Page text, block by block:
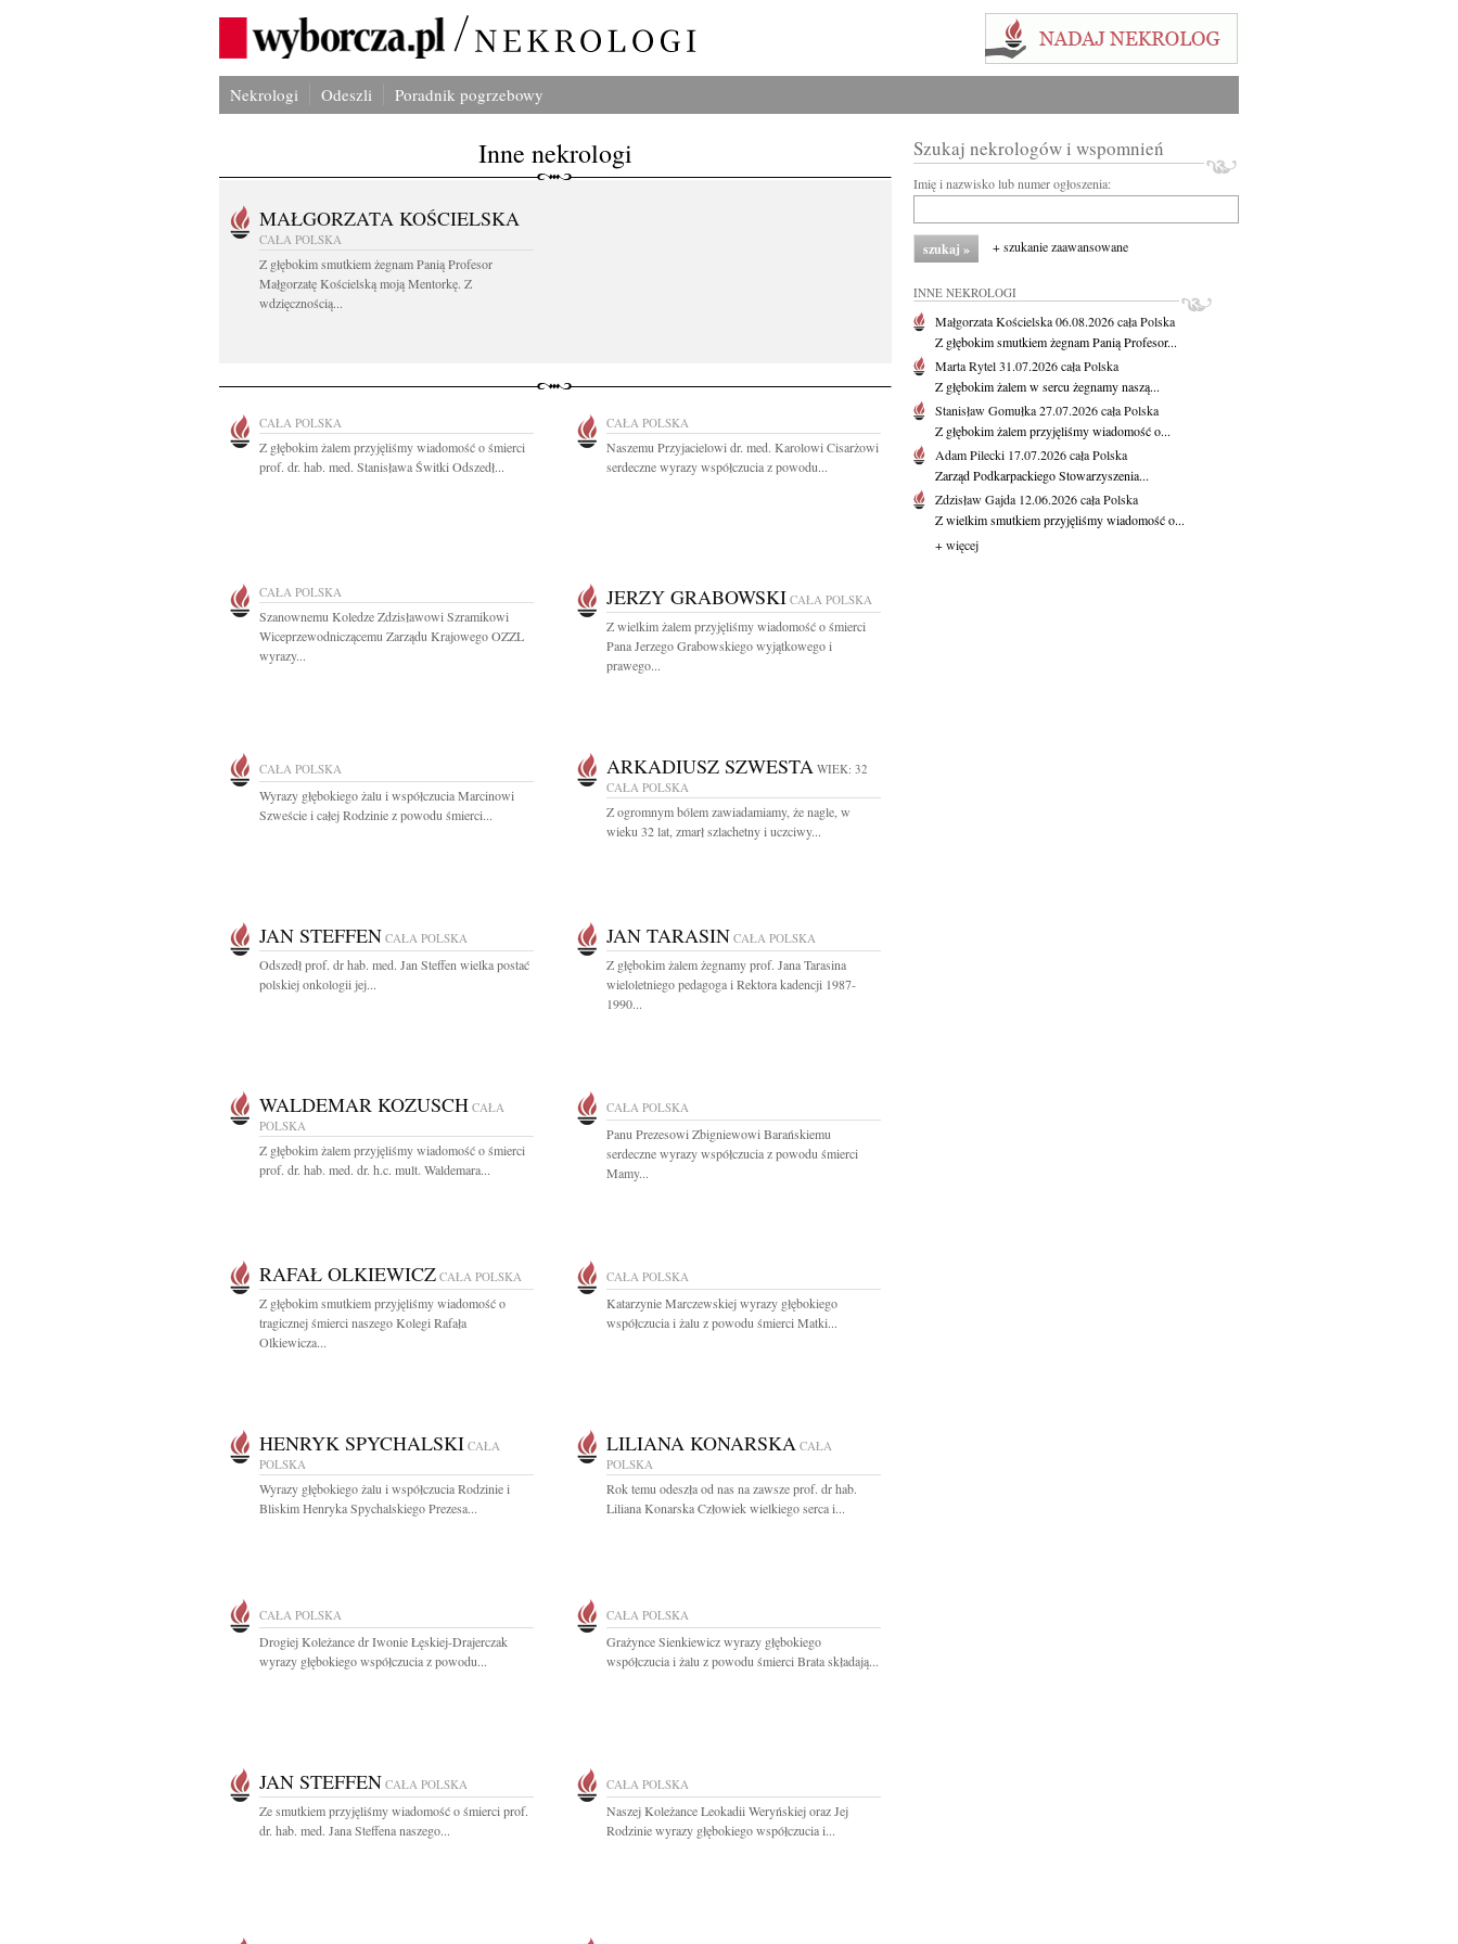
Nekrologi Odeszli Poradnik pogrzebowy
Inne nekrologi
MAŁGORZATA KOŚCIELSKA
CAŁA POLSKA
Z głębokim smutkiem żegnam Panią Profesor
Małgorzatę Kościelską moją Mentorkę. Z
wdzięcznością...
CAŁA POLSKA
Z głębokim żalem przyjęliśmy wiadomość o śmierci
prof. dr. hab. med. Stanisława Świtki Odszedł...
CAŁA POLSKA
Naszemu Przyjacielowi dr. med. Karolowi Cisarżowi
serdeczne wyrazy współczucia z powodu...
CAŁA POLSKA
Szanownemu Koledze Zdzisławowi Szramikowi
Wiceprzewodniczącemu Zarządu Krajowego OZZL
wyrazy...
JERZY GRABOWSKI CAŁA POLSKA
Z wielkim żalem przyjęliśmy wiadomość o śmierci
Pana Jerzego Grabowskiego wyjątkowego i
prawego...
CAŁA POLSKA
Wyrazy głębokiego żalu i współczucia Marcinowi
Szweście i całej Rodzinie z powodu śmierci...
ARKADIUSZ SZWESTA WIEK: 32
CAŁA POLSKA
Z ogromnym bólem zawiadamiamy, że nagle, w
wieku 32 lat, zmarł szlachetny i uczciwy...
JAN STEFFEN CAŁA POLSKA
Odszedł prof. dr hab. med. Jan Steffen wielka postać
polskiej onkologii jej...
JAN TARASIN CAŁA POLSKA
Z głębokim żalem żegnamy prof. Jana Tarasina
wieloletniego pedagoga i Rektora kadencji 1987-
1990...
WALDEMAR KOZUSCH CAŁA
POLSKA
Z głębokim żalem przyjęliśmy wiadomość o śmierci
prof. dr. hab. med. dr. h.c. mult. Waldemara...
CAŁA POLSKA
Panu Prezesowi Zbigniewowi Barańskiemu
serdeczne wyrazy współczucia z powodu śmierci
Mamy...
RAFAŁ OLKIEWICZ CAŁA POLSKA
Z głębokim smutkiem przyjęliśmy wiadomość o
tragicznej śmierci naszego Kolegi Rafała
Olkiewicza...
CAŁA POLSKA
Katarzynie Marczewskiej wyrazy głębokiego
współczucia i żalu z powodu śmierci Matki...
HENRYK SPYCHALSKI CAŁA
POLSKA
Wyrazy głębokiego żalu i współczucia Rodzinie i
Bliskim Henryka Spychalskiego Prezesa...
LILIANA KONARSKA CAŁA
POLSKA
Rok temu odeszła od nas na zawsze prof. dr hab.
Liliana Konarska Człowiek wielkiego serca i...
CAŁA POLSKA
Drogiej Koleżance dr Iwonie Łęskiej-Drajerczak
wyrazy głębokiego współczucia z powodu...
CAŁA POLSKA
Grażynce Sienkiewicz wyrazy głębokiego
współczucia i żalu z powodu śmierci Brata składają...
JAN STEFFEN CAŁA POLSKA
Ze smutkiem przyjęliśmy wiadomość o śmierci prof.
dr. hab. med. Jana Steffena naszego...
CAŁA POLSKA
Naszej Koleżance Leokadii Weryńskiej oraz Jej
Rodzinie wyrazy głębokiego współczucia i...
Szukaj nekrologów i wspomnień
Imię i nazwisko lub numer ogłoszenia:
+ szukanie zaawansowane
INNE NEKROLOGI
Małgorzata Kościelska06.08.2026cała Polska
Z głębokim smutkiem żegnam Panią Profesor...
Marta Rytel31.07.2026cała Polska
Z głębokim żalem w sercu żegnamy naszą...
Stanisław Gomułka27.07.2026cała Polska
Z głębokim żalem przyjęliśmy wiadomość o...
Adam Pilecki 17.07.2026cała Polska
Zarząd Podkarpackiego Stowarzyszenia...
Zdzisław Gajda 12.06.2026cała Polska
Z wielkim smutkiem przyjęliśmy wiadomość o...
+ więcej